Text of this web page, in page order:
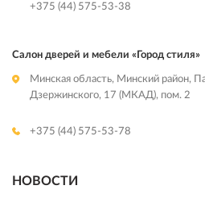
+375 (44) 575-53-38
Салон дверей и мебели «Город стиля»
Минская область, Минский район,
Дзержинского, 17 (МКАД), пом. 2
+375 (44) 575-53-78
НОВОСТИ